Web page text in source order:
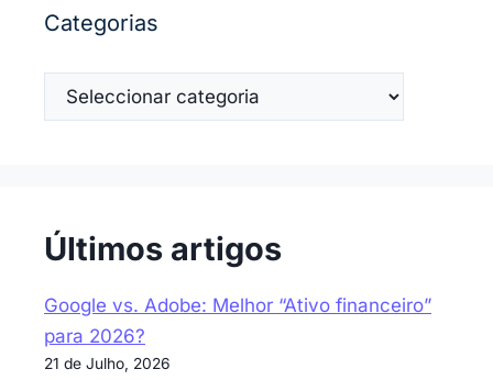
Categorias
Categorias
Últimos artigos
Google vs. Adobe: Melhor “Ativo financeiro”
para 2026?
21 de Julho, 2026